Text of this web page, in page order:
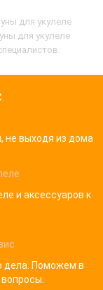
для укулеле
для укулеле
не выходя из дома
и аксессуаров к
дела. Поможем в